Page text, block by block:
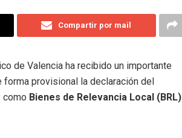
Compartir por mail
de Valencia ha recibido un importante
forma provisional la declaración del
como Bienes de Relevancia Local (BRL)